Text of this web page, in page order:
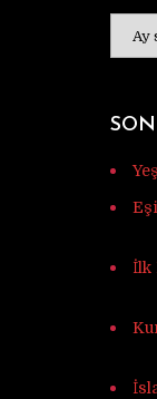
İlk